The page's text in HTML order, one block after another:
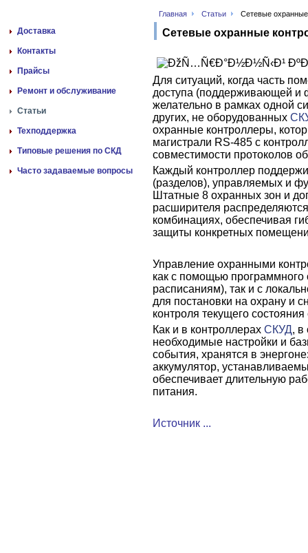
Главная Статьи Сетевые
Доставка
Контакты
Прайсы
Ремонт и обслуживание
Статьи
Техподдержка
Типовые решения по СКД
Часто задаваемые вопросы
Сетевые охранные
Для ситуаций, когда часть
доступа (поддерживающей и
желательно в рамках одной
других, не оборудованных
охранные контроллеры,
магистрали RS-485 с
совместимости протоколов
Каждый контроллер
(разделов), управляемых и
Штатные 8 охранных зон и
расширителя
комбинациях, обеспечивая
защиты конкретных
Управление охранными
как с помощью программного
расписаниям), так и с
для постановки на охрану и
контроля текущего
Как и в контроллерах СКУД, в
необходимые настройки и
события, хранятся в
аккумулятор,
обеспечивает длительную
питания.
Источник ...